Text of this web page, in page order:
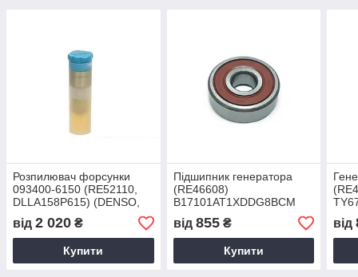
Розпилювач форсунки
093400-6150 (RE52110,
DLLA158P615) (DENSO,
Японія)
від 2 020 ₴
Купити
Підшипник генератора
(RE46608)
B17101AT1XDDG8BCM
(передний) (NSK, Японія)
від 855₴
Купити
від